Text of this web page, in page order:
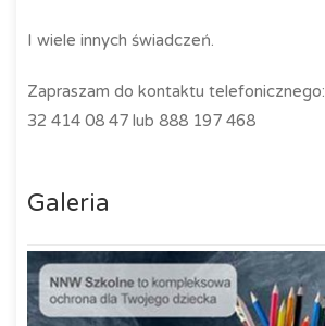
I wiele innych świadczeń.
Zapraszam do kontaktu telefonicznego:
32 414 08 47 lub 888 197 468
Galeria